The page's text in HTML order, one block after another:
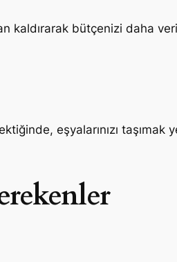
kaldırarak bütçenizi daha
eşyalarınızı taşımak